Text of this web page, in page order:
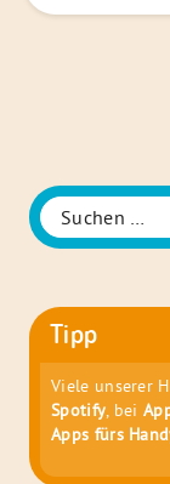
Familie
Suche
Suchen
nach:
Tipp
Viele unserer
Spotify, bei
Apps fürs